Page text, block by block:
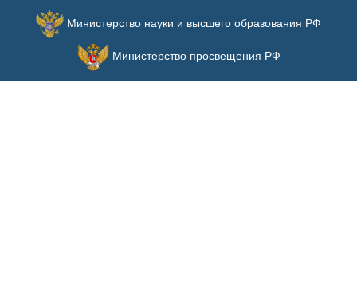
Министерство науки и высшего образования РФ
Министерство просвещения РФ